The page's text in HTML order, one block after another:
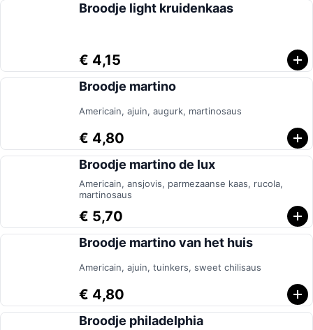
Broodje light kruidenkaas
€ 4,15
Broodje martino
Americain, ajuin, augurk, martinosaus
€ 4,80
Broodje martino de lux
Americain, ansjovis, parmezaanse kaas, rucola,
martinosaus
€ 5,70
Broodje martino van het huis
Americain, ajuin, tuinkers, sweet chilisaus
€ 4,80
Broodje philadelphia